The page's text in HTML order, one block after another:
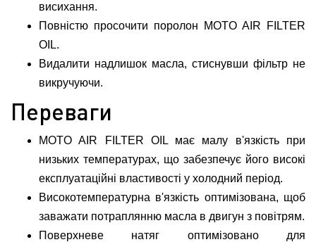
висихання.
Повністю просочити поролон MOTO AIR FILTER
OIL.
Видалити надлишок масла, стиснувши фільтр не
викручуючи.
Переваги
MOTO AIR FILTER OIL має малу в'язкість при
низьких температурах, що забезпечує його високі
експлуатаційні властивості у холодний період.
Високотемпературна в'язкість оптимізована, щоб
заважати потраплянню масла в двигун з повітрям.
Поверхневе натяг оптимізовано для